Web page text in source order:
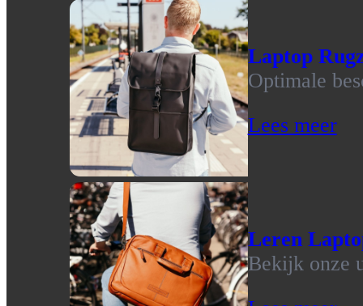
Laptop
Optimale
Lees meer
Leren
Bekijk onze